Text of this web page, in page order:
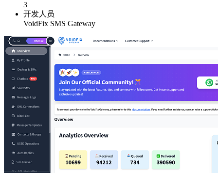
3
开发人员
VoidFix SMS Gateway